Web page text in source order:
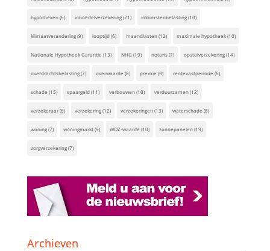
hypotheken(6) inboedelverzekering(21) inkomstenbelasting(10)
klimaatverandering(9) looptijd(6) maandlasten(12) maximale hypotheek(10)
Nationale Hypotheek Garantie (13) NHG(19) notaris(7) opstalverzekering(14)
overdrachtsbelasting(7) overwaarde (8) premie (9) rentevastperiode (6)
schade (15) spaargeld(11) verbouwen(10) verduurzamen(12)
verzekeraar(6) verzekering(12) verzekeringen(13) waterschade (8)
woning(7) woningmarkt(9) WOZ-waarde (10) zonnepanelen(19)
zorgverzekering(7)
Archieven